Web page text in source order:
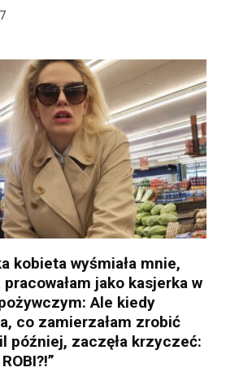
7
kobieta wyśmiała mnie,
jako kasjerka w
Ale kiedy
co zamierzałam zrobić
później, zaczęła krzyczeć: